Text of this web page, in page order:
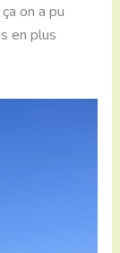
on a pu
en plus